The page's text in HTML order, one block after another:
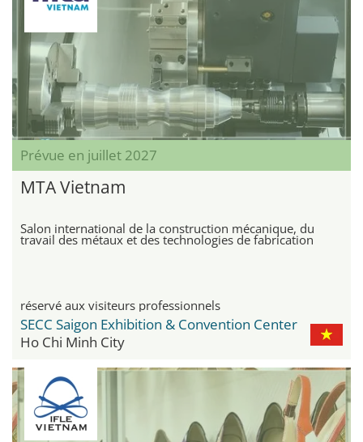
Prévue en juillet 2027
MTA Vietnam
Salon international de la construction mécanique, du
travail des métaux et des technologies de fabrication
réservé aux visiteurs professionnels
SECC Saigon Exhibition & Convention Center
Ho Chi Minh City